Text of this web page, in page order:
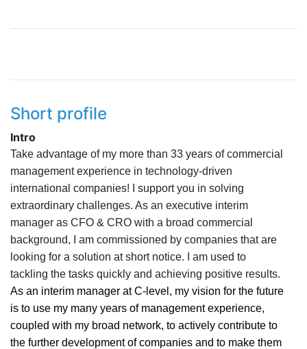
Short profile
Intro
Take advantage of my more than 33 years of commercial
management experience in technology-driven
international companies! I support you in solving
extraordinary challenges. As an executive interim
manager as CFO & CRO with a broad commercial
background, I am commissioned by companies that are
looking for a solution at short notice. I am used to
tackling the tasks quickly and achieving positive results.
As an interim manager at C-level, my vision for the future
is to use my many years of management experience,
coupled with my broad network, to actively contribute to
the further development of companies and to make them